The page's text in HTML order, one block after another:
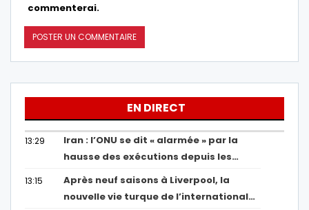
commenterai.
EN DIRECT
13:29
Iran : l’ONU se dit « alarmée » par la
hausse des exécutions depuis les…
13:15
Après neuf saisons à Liverpool, la
nouvelle vie turque de l’international…